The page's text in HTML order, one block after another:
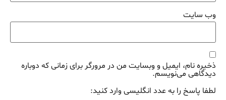
وب‌ سایت
ذخیره نام، ایمیل و وبسایت من در مرورگر برای زمانی که دوباره
دیدگاهی می‌نویسم.
لطفا پاسخ را به عدد انگلیسی وارد کنید: